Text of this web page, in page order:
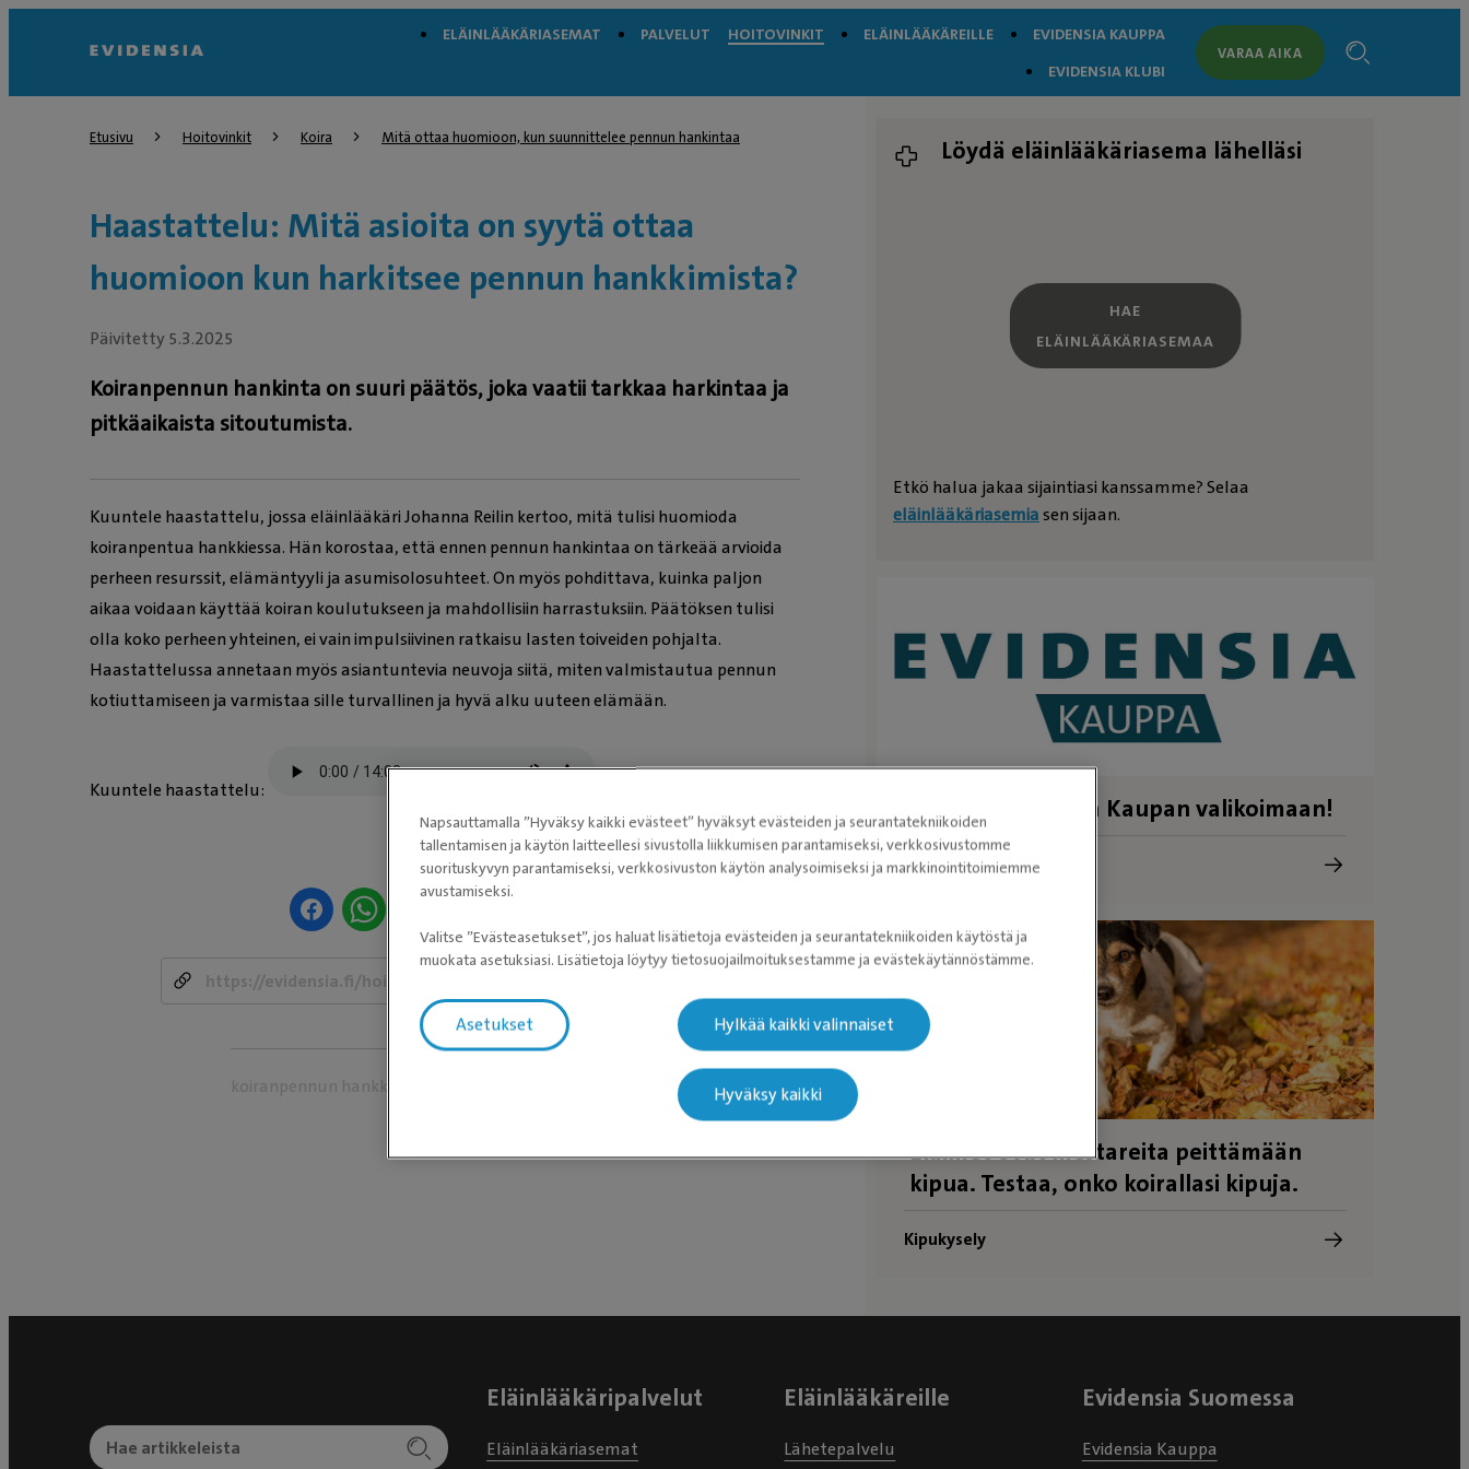
ELÄINLÄÄKÄRIASEMAT PALVELUT HOITOVINKIT ELÄINLÄÄKÄREILLE
EVIDENSIA KAUPPA
EVIDENSIA KLUBI
VARAA AIKA
Etusivu Hoitovinkit Koira Mitä ottaa huomioon, kun suunnittelee pennun hankintaa
Haastattelu: Mitä asioita on syytä ottaa
huomioon kun harkitsee pennun hankkimista?
Päivitetty 5.3.2025
Koiranpennun hankinta on suuri päätös, joka vaatii tarkkaa harkintaa ja
pitkäaikaista sitoutumista.
Kuuntele haastattelu, jossa eläinlääkäri Johanna Reilin kertoo, mitä tulisi huomioda
koiranpentua hankkiessa. Hän korostaa, että ennen pennun hankintaa on tärkeää arvioida
perheen resurssit, elämäntyyli ja asumisolosuhteet. On myös pohdittava, kuinka paljon
aikaa voidaan käyttää koiran koulutukseen ja mahdollisiin harrastuksiin. Päätöksen tulisi
olla koko perheen yhteinen, ei vain impulsiivinen ratkaisu lasten toiveiden pohjalta.
Haastattelussa annetaan myös asiantuntevia neuvoja siitä, miten valmistautua pennun
kotiuttamiseen ja varmistaa sille turvallinen ja hyvä alku uuteen elämään.
Kuuntele haastattelu:
-
koiranpennun hankkiminen
Löydä eläinlääkäriasema lähelläsi
HAE
ELÄINLÄÄKÄRIASEMAA
Etkö halua jakaa sijaintiasi kanssamme? Selaa
eläinlääkäriasemiasen sijaan.
Tutustu Evidensia Kaupan valikoimaan!
Evidensia Kauppa
Eläimet ovat mestareita peittämään
kipua. Testaa, onko koirallasi kipuja.
Kipukysely
Eläinlääkäripalvelut
Eläinlääkäriasemat
Eläinlääkäreille
Lähetepalvelu
Evidensia Suomessa
Evidensia Kauppa
Napsauttamalla ”Hyväksy kaikki evästeet” hyväksyt evästeiden ja seurantatekniikoiden
tallentamisen ja käytön laitteellesi sivustolla liikkumisen parantamiseksi, verkkosivustomme
suorituskyvyn parantamiseksi, verkkosivuston käytön analysoimiseksi ja markkinointitoimiemme
avustamiseksi.
Valitse ”Evästeasetukset”, jos haluat lisätietoja evästeiden ja seurantatekniikoiden käytöstä ja
muokata asetuksiasi. Lisätietoja löytyy tietosuojailmoituksestamme ja evästekäytännöstämme.
Asetukset Hylkää kaikki valinnaiset
Hyväksy kaikki